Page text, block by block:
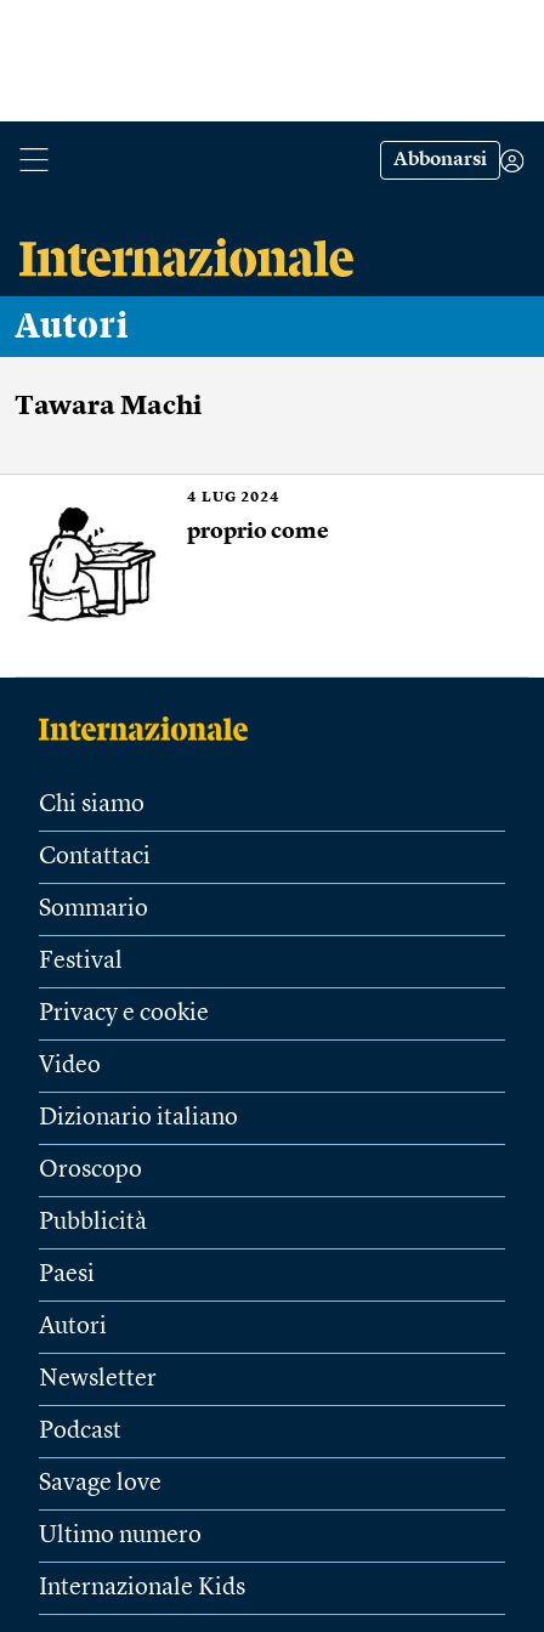
Abbonarsi
Autori
Tawara Machi
4 LUG 2024
proprio come
Chi siamo
Contattaci
Sommario
Festival
Privacy e cookie
Video
Dizionario italiano
Oroscopo
Pubblicità
Paesi
Autori
Newsletter
Podcast
Savage love
Ultimo numero
Internazionale Kids